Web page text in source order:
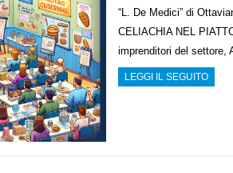
“L. De Medici” di
CELIACHIA NEL
imprenditori del settore,
LEGGI IL SEGUITO